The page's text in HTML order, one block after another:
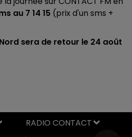
au 7 14 15 (prix d'un sms +
sera de retour le 24 août
RADIO CONTACT